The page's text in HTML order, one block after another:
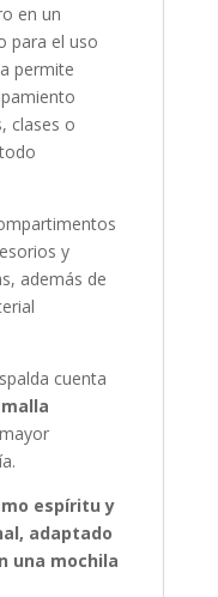
en un
para el uso
permite
clases o
y
además de
cuenta
espíritu y
adaptado
una mochila